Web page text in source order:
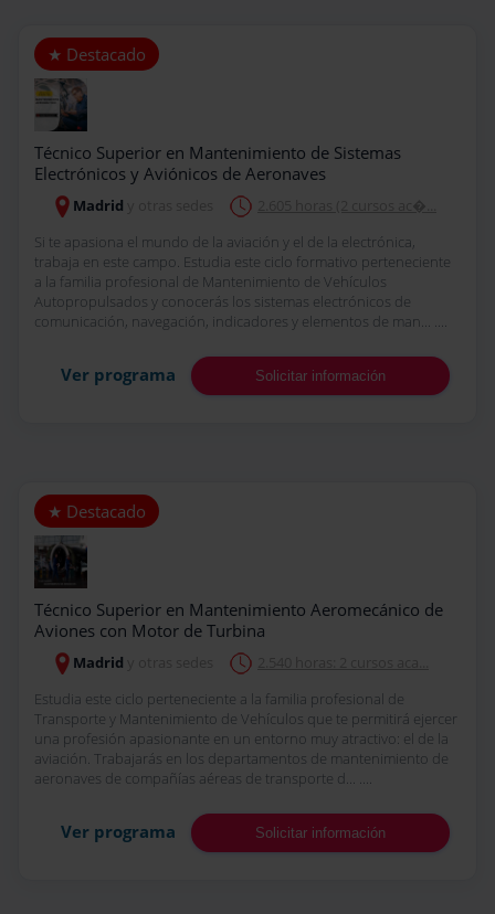
Técnico Superior en Mantenimiento de Sistemas
Electrónicos y Aviónicos de Aeronaves
Madrid
Si te apasiona el mundo de la aviación y el de la electrónica,
trabaja en este campo. Estudia este ciclo formativo perteneciente
a la familia profesional de Mantenimiento de Vehículos
Autopropulsados y conocerás los sistemas electrónicos de
comunicación, navegación, indicadores y elementos de man... ....
Ver programa Solicitar información
Técnico Superior en Mantenimiento Aeromecánico de
Aviones con Motor de Turbina
Madrid
Estudia este ciclo perteneciente a la familia profesional de
Transporte y Mantenimiento de Vehículos que te permitirá ejercer
una profesión apasionante en un entorno muy atractivo: el de la
aviación. Trabajarás en los departamentos de mantenimiento de
aeronaves de compañías aéreas de transporte d... ....
Ver programa Solicitar información